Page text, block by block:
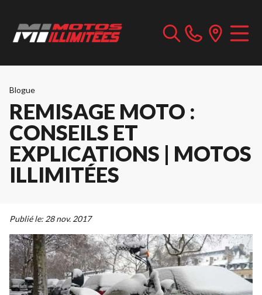
Blogue
REMISAGE MOTO :
CONSEILS ET
EXPLICATIONS | MOTOS
ILLIMITÉES
Publié le: 28 nov. 2017